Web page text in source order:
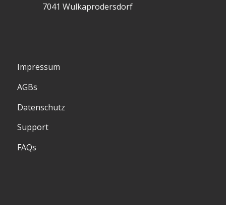
7041 Wulkaprodersdorf
Impressum
AGBs
Datenschutz
Support
FAQs